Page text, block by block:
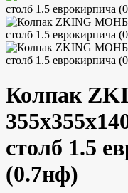
Колпак
столб 1.5
(0.7нф)